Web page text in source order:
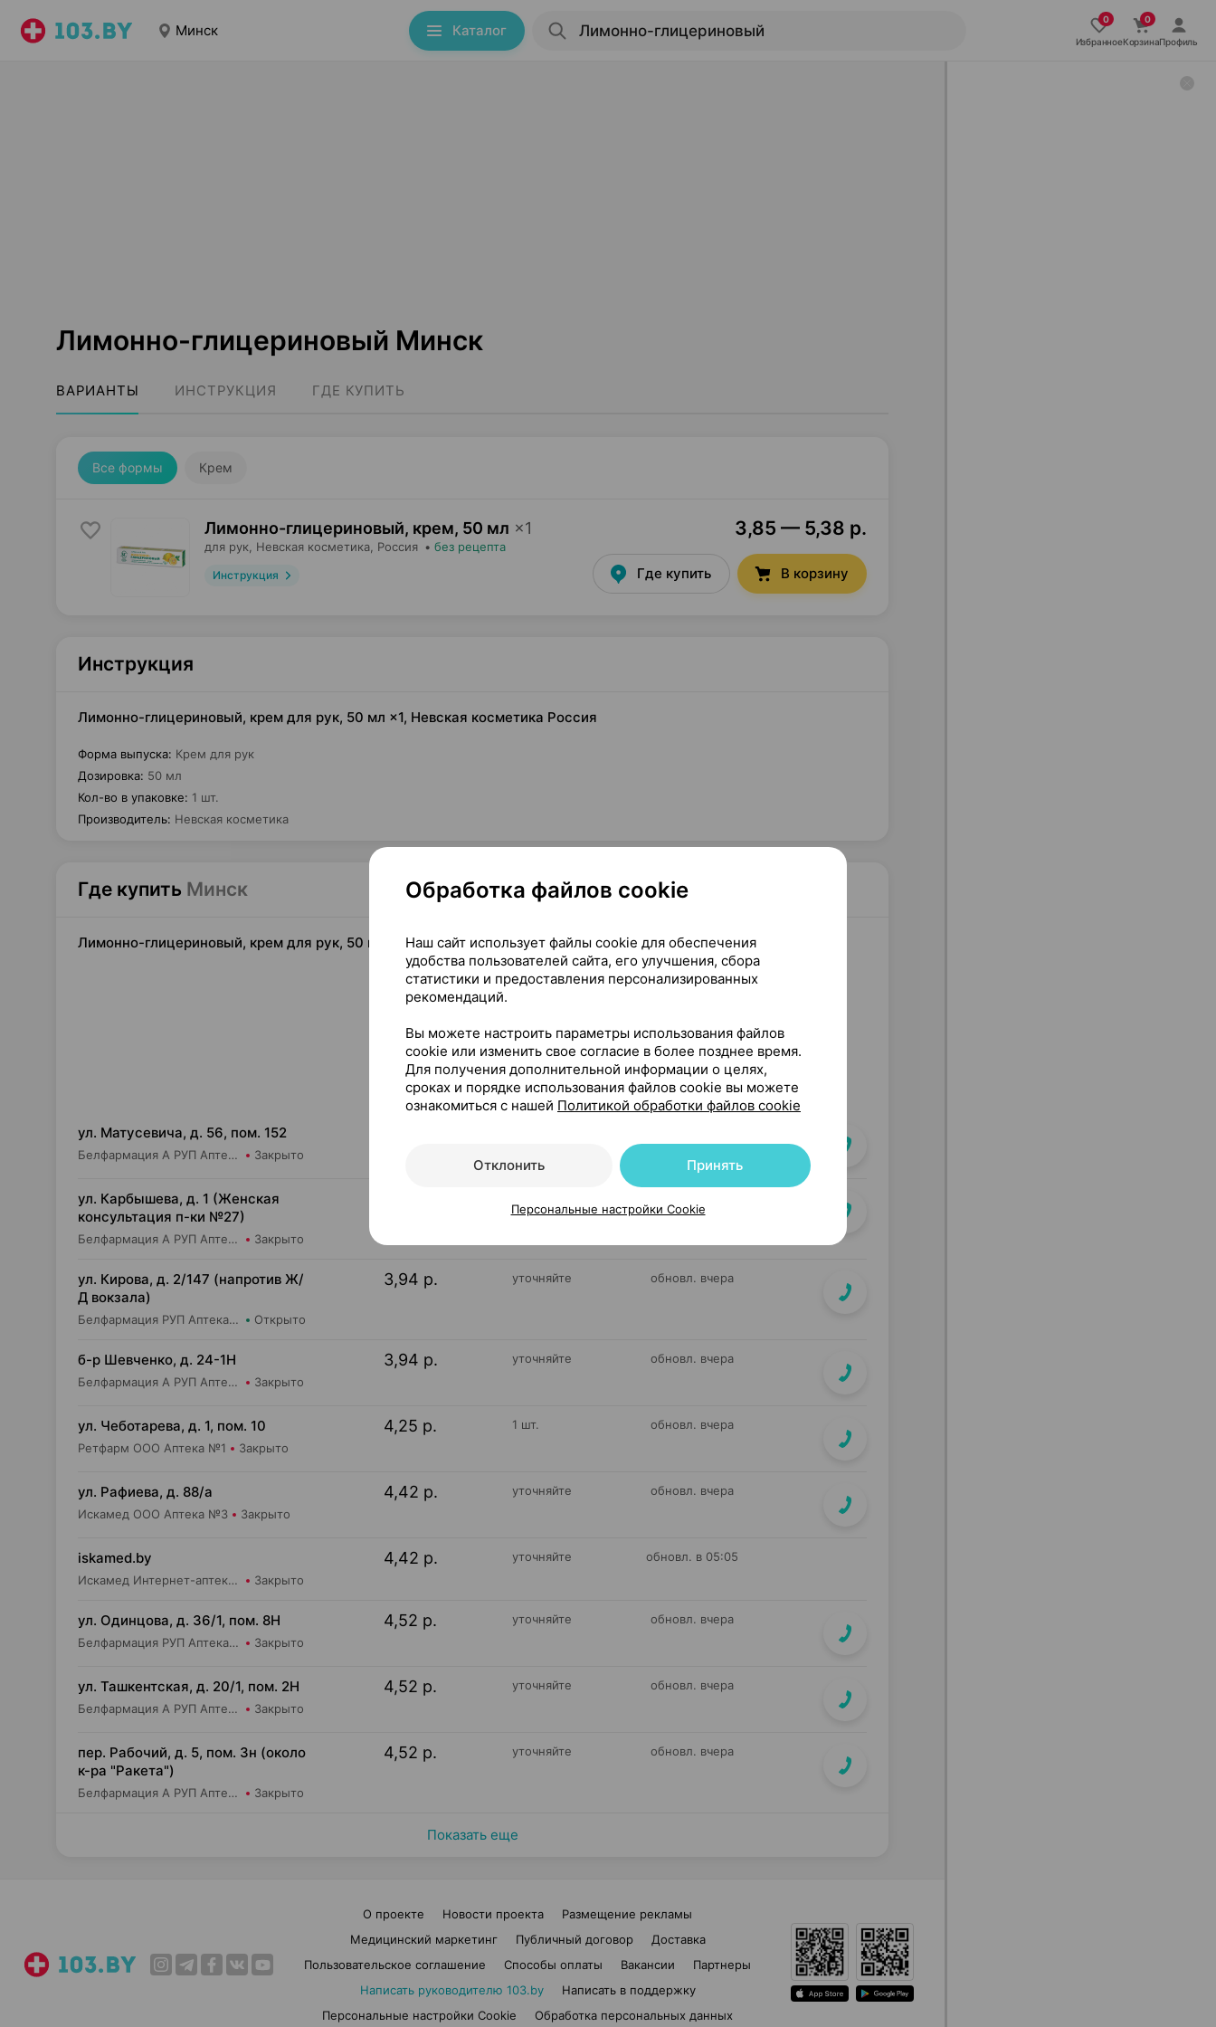
Минск Каталог
ИзбранноеКорзинаПрофиль
Лимонно-глицериновый Минск
ВАРИАНТЫ ИНСТРУКЦИЯ ГДЕ КУПИТЬ
Все формы Крем
Лимонно-глицериновый, крем, 50 мл ×1
для рук, Невская косметика , Россия • без рецепта
Инструкция
3,85 — 5,38 р.
Где купить В корзину
Инструкция
Лимонно-глицериновый, крем для рук, 50 мл ×1, Невская косметика Россия
Форма выпуска: Крем для рук
Дозировка: 50 мл
Кол-во в упаковке: 1 шт.
Производитель: Невская косметика
Где купить Минск
Лимонно-глицериновый, крем для рук, 50 мл ×1, Невская косметика Россия
На карте
182
ул. Матусевича, д. 56, пом. 152
Белфармация А РУП Аптека №68 Закрыто
ул. Карбышева, д. 1 (Женская
консультация п-ки №27)
Белфармация А РУП Аптека №55 Закрыто
ул. Кирова, д. 2/147 (напротив Ж/
Д вокзала)
Белфармация РУП Аптека №19 (дежурная) Открыто
3,94 р. уточняйте обновл. вчера
б-р Шевченко, д. 24-1Н
Белфармация А РУП Аптека №36 Закрыто
3,94 р. уточняйте обновл. вчера
ул. Чеботарева, д. 1, пом. 10
Ретфарм ООО Аптека №1 Закрыто
4,25 р. 1 шт. обновл. вчера
ул. Рафиева, д. 88/а
Искамед ООО Аптека №3 Закрыто
4,42 р. уточняйте обновл. вчера
iskamed.by
Искамед Интернет-аптека Iskamed.by Закрыто
4,42 р. уточняйте обновл. в 05:05
ул. Одинцова, д. 36/1, пом. 8Н
Белфармация РУП Аптека №91 Закрыто
4,52 р. уточняйте обновл. вчера
ул. Ташкентская, д. 20/1, пом. 2Н
Белфармация А РУП Аптека №45 Закрыто
4,52 р. уточняйте обновл. вчера
пер. Рабочий, д. 5, пом. 3н (около
к-ра "Ракета")
Белфармация А РУП Аптека №23 Закрыто
4,52 р. уточняйте обновл. вчера
Показать еще
О проекте Новости проекта
Размещение рекламы
Медицинский маркетинг
Публичный договор
Доставка
Пользовательское соглашение
Способы оплаты Вакансии
Партнеры
Написать руководителю 103.by
Написать в поддержку
Персональные настройки Cookie
Обработка персональных данных
Обработка файлов cookie
Наш сайт использует файлы cookie для обеспечения
удобства пользователей сайта, его улучшения, сбора
статистики и предоставления персонализированных
рекомендаций.
Вы можете настроить параметры использования файлов
cookie или изменить свое согласие в более позднее время.
Для получения дополнительной информации о целях,
сроках и порядке использования файлов cookie вы можете
ознакомиться с нашей Политикой обработки файлов cookie
Отклонить Принять
Персональные настройки Cookie